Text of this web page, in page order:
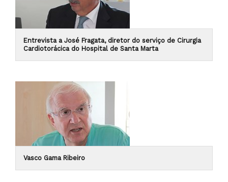
Entrevista a José Fragata, diretor do serviço de Cirurgia
Cardiotorácica do Hospital de Santa Marta
Vasco Gama Ribeiro